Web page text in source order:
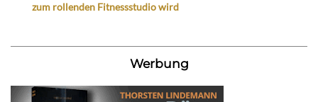
zum rollenden Fitnessstudio wird
Werbung